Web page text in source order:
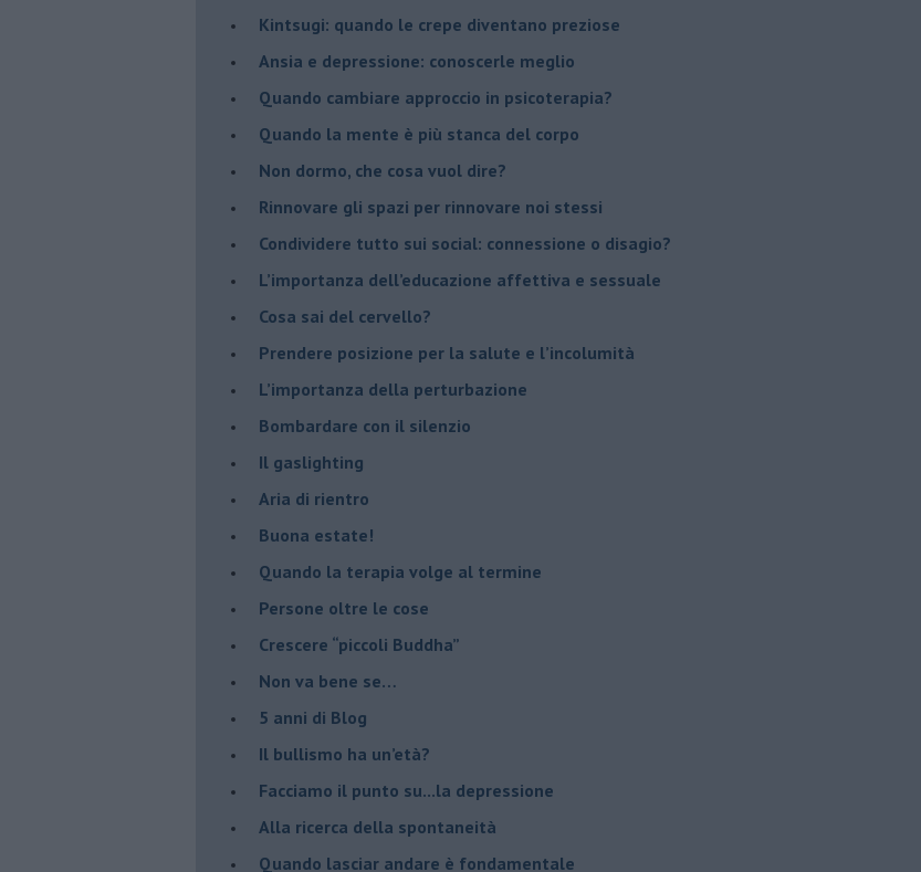
​Kintsugi: quando le crepe diventano preziose
Ansia e depressione: conoscerle meglio
Quando cambiare approccio in psicoterapia?
​Quando la mente è più stanca del corpo
Non dormo, che cosa vuol dire?
​Rinnovare gli spazi per rinnovare noi stessi
​Condividere tutto sui social: connessione o disagio?
​L’importanza dell’educazione affettiva e sessuale
​Cosa sai del cervello?
Prendere posizione per la salute e l’incolumità
L’importanza della perturbazione
​Bombardare con il silenzio
Il gaslighting
Aria di rientro
Buona estate!
​Quando la terapia volge al termine
​Persone oltre le cose
​Crescere “piccoli Buddha”
Non va bene se…
​5 anni di Blog
​Il bullismo ha un’età?
Facciamo il punto su...la depressione
​Alla ricerca della spontaneità
​Quando lasciar andare è fondamentale